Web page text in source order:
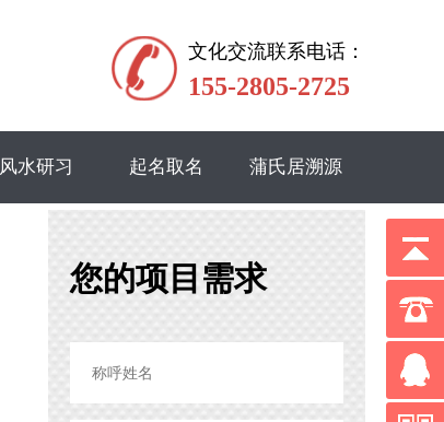
文化交流联系电话：
155-2805-2725
风水研习 起名取名 蒲氏居溯源
您的项目需求